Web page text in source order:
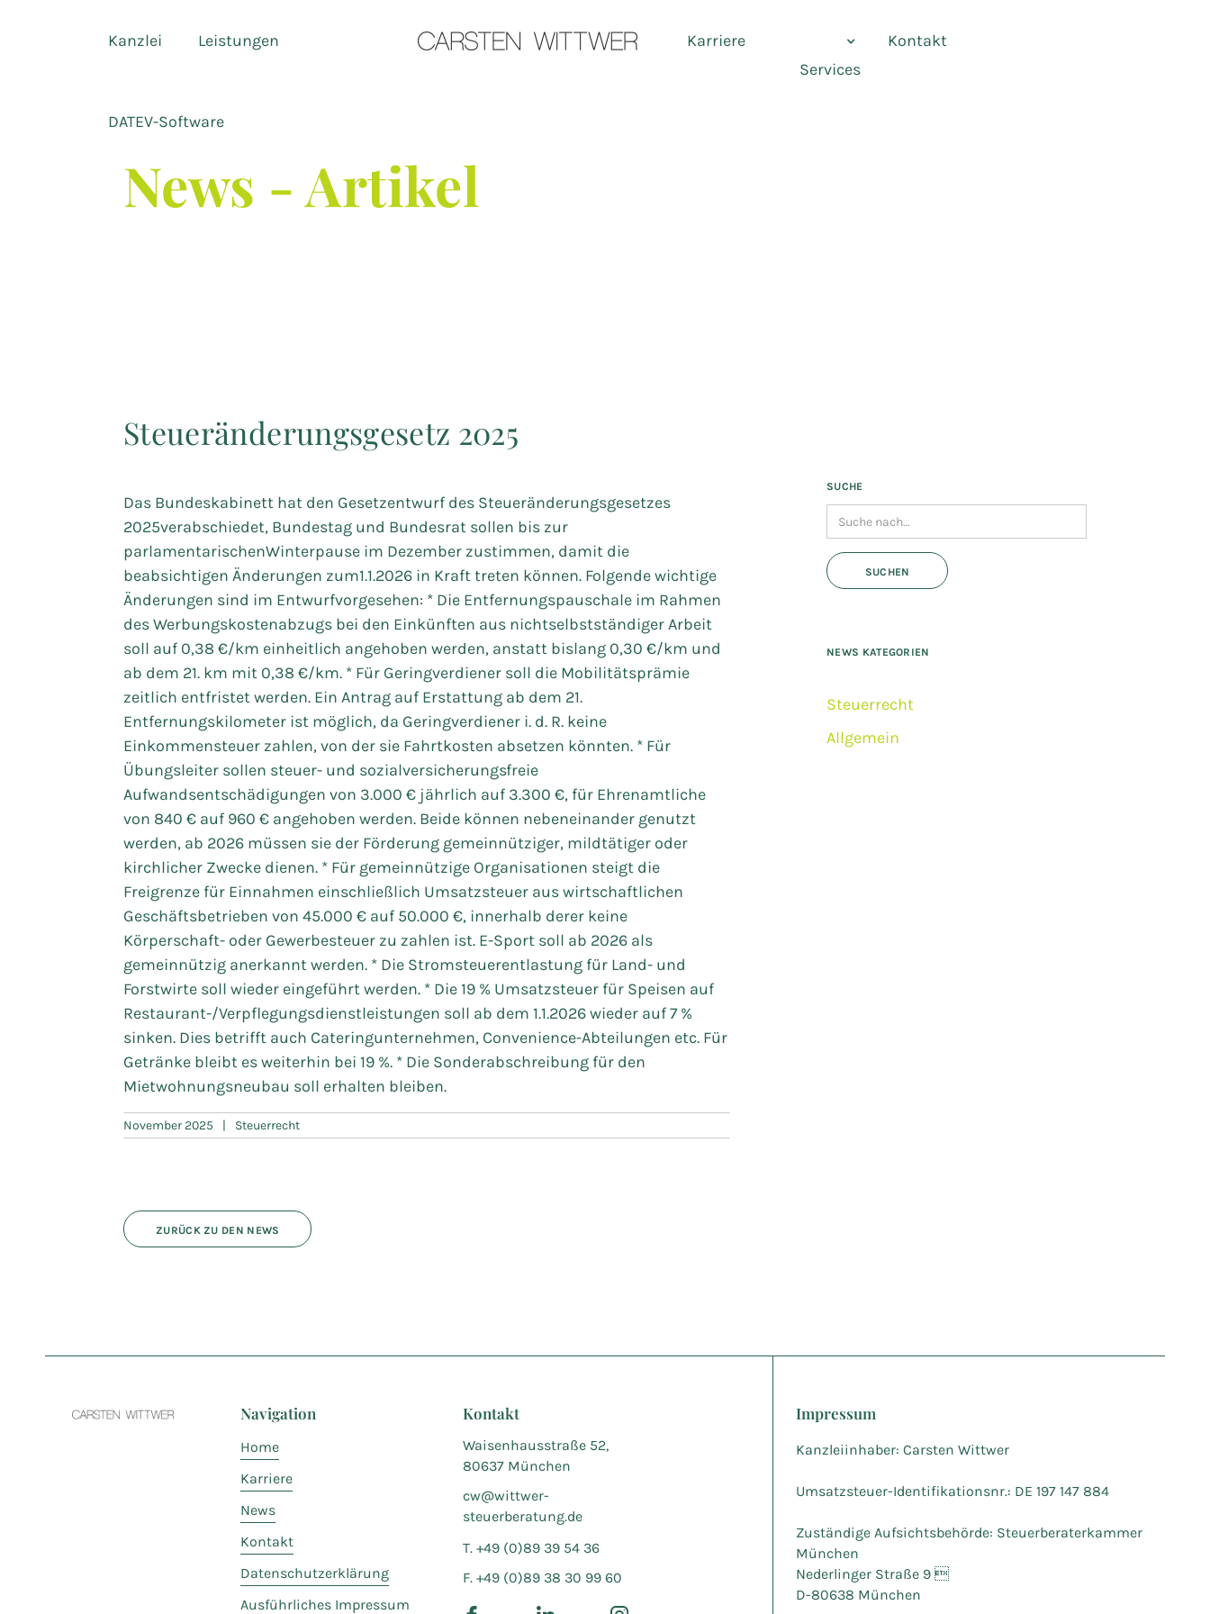
Kanzlei Leistungen
DATEV-Software
Karriere
Services
Kontakt
News - Artikel
Steueränderungsgesetz 2025
Das Bundeskabinett hat den Gesetzentwurf des Steueränderungsgesetzes
2025verabschiedet, Bundestag und Bundesrat sollen bis zur
parlamentarischenWinterpause im Dezember zustimmen, damit die
beabsichtigen Änderungen zum1.1.2026 in Kraft treten können. Folgende wichtige
Änderungen sind im Entwurfvorgesehen: * Die Entfernungspauschale im Rahmen
des Werbungskostenabzugs bei den Einkünften aus nichtselbstständiger Arbeit
soll auf 0,38 €/km einheitlich angehoben werden, anstatt bislang 0,30 €/km und
ab dem 21. km mit 0,38 €/km. * Für Geringverdiener soll die Mobilitätsprämie
zeitlich entfristet werden. Ein Antrag auf Erstattung ab dem 21.
Entfernungskilometer ist möglich, da Geringverdiener i. d. R. keine
Einkommensteuer zahlen, von der sie Fahrtkosten absetzen könnten. * Für
Übungsleiter sollen steuer- und sozialversicherungsfreie
Aufwandsentschädigungen von 3.000 € jährlich auf 3.300 €, für Ehrenamtliche
von 840 € auf 960 € angehoben werden. Beide können nebeneinander genutzt
werden, ab 2026 müssen sie der Förderung gemeinnütziger, mildtätiger oder
kirchlicher Zwecke dienen. * Für gemeinnützige Organisationen steigt die
Freigrenze für Einnahmen einschließlich Umsatzsteuer aus wirtschaftlichen
Geschäftsbetrieben von 45.000 € auf 50.000 €, innerhalb derer keine
Körperschaft- oder Gewerbesteuer zu zahlen ist. E-Sport soll ab 2026 als
gemeinnützig anerkannt werden. * Die Stromsteuerentlastung für Land- und
Forstwirte soll wieder eingeführt werden. * Die 19 % Umsatzsteuer für Speisen auf
Restaurant-/Verpflegungsdienstleistungen soll ab dem 1.1.2026 wieder auf 7 %
sinken. Dies betrifft auch Cateringunternehmen, Convenience-Abteilungen etc. Für
Getränke bleibt es weiterhin bei 19 %. * Die Sonderabschreibung für den
Mietwohnungsneubau soll erhalten bleiben.
November 2025 | Steuerrecht
SUCHE
NEWS KATEGORIEN
Steuerrecht
Allgemein
ZURÜCK ZU DEN NEWS
Navigation
Home
Karriere
News
Kontakt
Datenschutzerklärung
Ausführliches Impressum
Kontakt
Waisenhausstraße 52,
80637 München
cw@wittwer-
steuerberatung.de
T. +49 (0)89 39 54 36
F. +49 (0)89 38 30 99 60
Impressum
Kanzleiinhaber: Carsten Wittwer
Umsatzsteuer-Identifikationsnr.: DE 197 147 884
Zuständige Aufsichtsbehörde: Steuerberaterkammer
München
Nederlinger Straße 9 
D-80638 München